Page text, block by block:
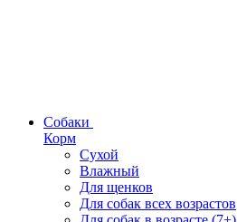
Собаки
Корм
Сухой
Влажный
Для щенков
Для собак всех возрастов